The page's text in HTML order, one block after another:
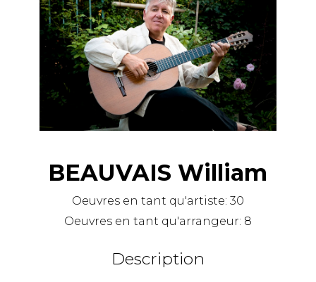
BEAUVAIS William
Oeuvres en tant qu'artiste: 30
Oeuvres en tant qu'arrangeur: 8
Description